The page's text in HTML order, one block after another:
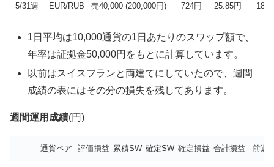
5/31週 EUR/RUB 売40,000 (200,000円) 724円 25.85円 18.9
1日平均は10,000通貨の1日あたりのスワップ額で、
年率は証拠金50,000円をもとに計算しています。
以前はスイスフランと両建てにしていたので、週間
成績の表にはその分の損失を残してあります。
週間運用成績(円)
通貨ペア 評価損益 累積SW 確定SW 確定損益 合計損益 前週